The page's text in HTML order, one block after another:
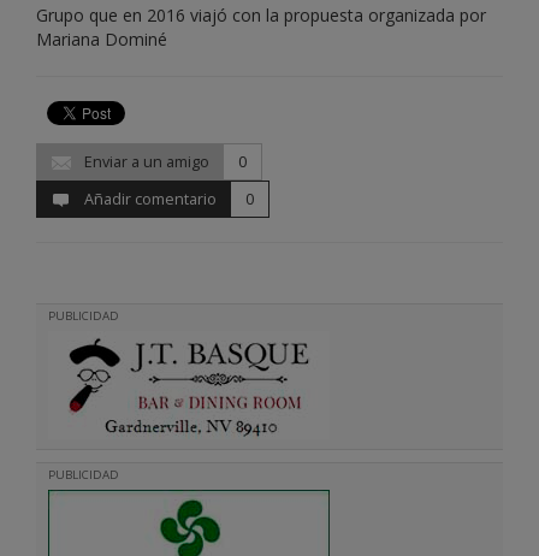
Grupo que en 2016 viajó con la propuesta organizada por
Mariana Dominé
Enviar a un amigo
0
Añadir comentario
0
PUBLICIDAD
PUBLICIDAD